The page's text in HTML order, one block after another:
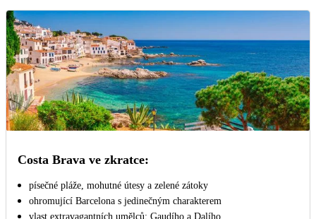
Costa Brava ve zkratce:
písečné pláže, mohutné útesy a zelené zátoky
ohromující Barcelona s jedinečným charakterem
vlast extravagantních umělců: Gaudího a Dalího